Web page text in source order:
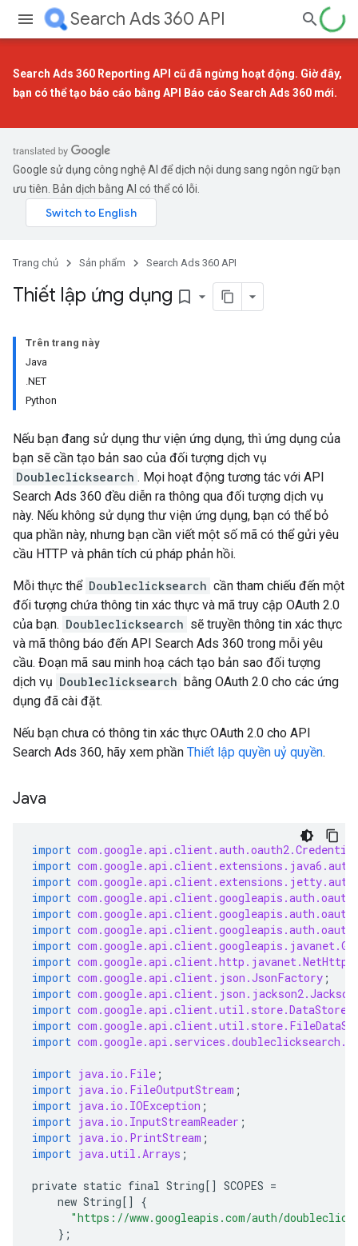
Search Ads 360 API
Search Ads 360 Reporting API cũ đã ngừng hoạt động. Giờ đây,
bạn có thể tạo báo cáo bằng API Báo cáo Search Ads 360 mới.
Google sử dụng công nghệ AI để dịch nội dung sang ngôn ngữ bạn
ưu tiên. Bản dịch bằng AI có thể có lỗi.
Trang chủ Sản phẩm Search Ads 360 API
Thiết lập ứng dụng bookmark_border
Trên trang này
Java
.NET
Python
Nếu bạn đang sử dụng thư viện ứng dụng, thì ứng dụng của
bạn sẽ cần tạo bản sao của đối tượng dịch vụ
Doubleclicksearch . Mọi hoạt động tương tác với API
Search Ads 360 đều diễn ra thông qua đối tượng dịch vụ
này. Nếu không sử dụng thư viện ứng dụng, bạn có thể bỏ
qua phần này, nhưng bạn cần viết một số mã có thể gửi yêu
cầu HTTP và phân tích cú pháp phản hồi.
Mỗi thực thể Doubleclicksearch cần tham chiếu đến một
đối tượng chứa thông tin xác thực và mã truy cập OAuth 2.0
của bạn. Doubleclicksearch sẽ truyền thông tin xác thực
và mã thông báo đến API Search Ads 360 trong mỗi yêu
cầu. Đoạn mã sau minh hoạ cách tạo bản sao đối tượng
dịch vụ Doubleclicksearch bằng OAuth 2.0 cho các ứng
dụng đã cài đặt.
Nếu bạn chưa có thông tin xác thực OAuth 2.0 cho API
Search Ads 360, hãy xem phần Thiết lập quyền uỷ quyền.
Java
import
import
import
import
import
import
import
import
import com.google.api.client.json.JsonFactory ;
import
import
import
import
import java.io.File ;
import java.io.FileOutputStream ;
import java.io.IOException ;
import java.io.InputStreamReader ;
import java.io.PrintStream ;
import java.util.Arrays ;
private static final String[] SCOPES =
new String[]
{
"https://www.googleapis.com/auth/
};